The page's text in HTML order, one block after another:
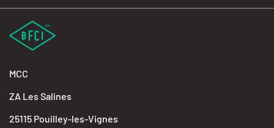
MCC
ZA Les Salines
25115 Pouilley-les-Vignes